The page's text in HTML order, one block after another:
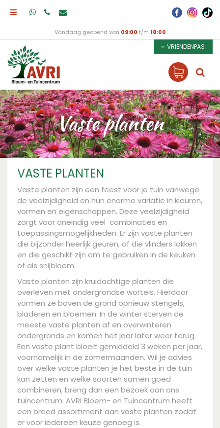
Vaste planten
Vandaag geopend van 09:00 t/m 18:00
VRIENDENPAS
VASTE PLANTEN
Vaste planten zijn een feest voor je tuin vanwege
de veelzijdigheid en hun enorme variatie in kleuren,
vormen en eigenschappen. Deze veelzijdigheid
zorgt voor oneindig veel combinaties en
toepassingsmogelijkheden. Er zijn vaste planten
die bijzonder heerlijk geuren, of die vlinders lokken
en die geschikt zijn om te gebruiken in de keuken
of als snijbloem.
Vaste planten zijn kruidachtige planten die
overleven met ondergrondse wortels. Hierdoor
vormen ze boven de grond opnieuw stengels,
bladeren en bloemen. In de winter sterven de
meeste vaste planten af en overwinteren
ondergronds en komen het jaar later weer terug.
Een vaste plant bloeit gemiddeld 3 weken per jaar,
voornamelijk in de zomermaanden. Wil je advies
over welke vaste planten je het beste in de tuin
kan zetten en welke soorten samen goed
combineren, breng dan een bezoek aan ons
tuincentrum. AVRI Bloem- en Tuincentrum heeft
een breed assortiment aan vaste planten zodat
er voor iedereen keuze genoeg is.